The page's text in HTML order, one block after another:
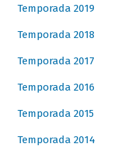
Temporada 2019
Temporada 2018
Temporada 2017
Temporada 2016
Temporada 2015
Temporada 2014